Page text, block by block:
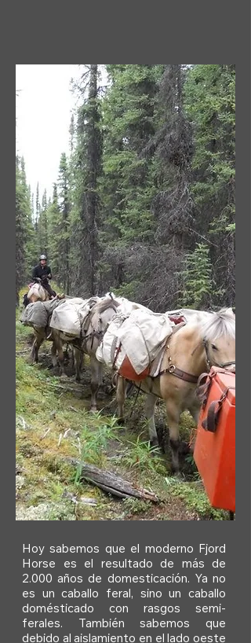
Hoy sabemos que el moderno Fjord
Horse es el resultado de más de
2.000 años de domesticación. Ya no
es un caballo feral, sino un caballo
domésticado con rasgos semi-
ferales. También sabemos que
debido al aislamiento en el lado oeste